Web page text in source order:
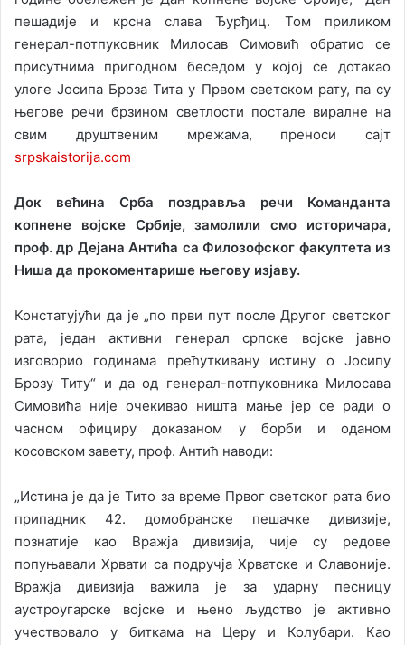
пешадије и крсна слава Ђурђиц. Том приликом
генерал-потпуковник Милосав Симовић обратио се
присутнима пригодном беседом у којој се дотакао
улоге Јосипа Броза Тита у Првом светском рату, па су
његове речи брзином светлости постале виралне на
свим друштвеним мрежама, преноси сајт
srpskаistorija.com
Док већина Срба поздравља речи Команданта
копнене војске Србије, замолили смо историчара,
проф. др Дејана Антића са Филозофског факултета из
Ниша да прокоментарише његову изјаву.
Констатујући да је „по први пут после Другог светског
рата, један активни генерал српске војске јавно
изговорио годинама прећуткивану истину о Јосипу
Брозу Титу“ и да од генерал-потпуковника Милосава
Симовића није очекивао ништа мање јер се ради о
часном официру доказаном у борби и оданом
косовском завету, проф. Антић наводи:
„Истина је да је Тито за време Првог светског рата био
припадник 42. домобранске пешачке дивизије,
познатије као Вражја дивизија, чије су редове
попуњавали Хрвати са подручја Хрватске и Славоније.
Вражја дивизија важила је за ударну песницу
аустроугарске војске и њено људство је активно
учествовало у биткама на Церу и Колубари. Као